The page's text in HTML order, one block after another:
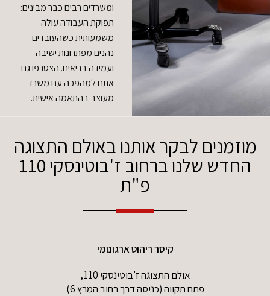
ומשרדים רבים כבר מבינים:
תפוקת העבודה עולה
משמעותית כשהעובדים
נהנים מפתרונות ישיבה
ועמידה בריאים. הצטרפו גם
אתם למהפכה עם משרד
מעוצב בהתאמה אישית.
מוזמנים לבקר אותנו באולם התצוגה
החדש שלנו ברחוב ז'בוטינסקי 110
פ"ת
קיסר ריהוט ארגונומי
אולם התצוגה ז'בוטינסקי 110,
פתח תקווה (כניסה דרך רחוב המרץ 6)